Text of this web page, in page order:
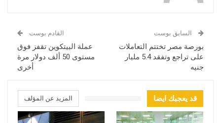
السابق بوست
بورصة مصر تختتم التعاملات
على تراجع وتفقد 5.4 مليار
جنيه
القادم بوست
عملة البيتكوين تقفز فوق
مستوى 50 ألف دولار مرة
أخرى
قد يعجبك ايضا المزيد عن المؤلف